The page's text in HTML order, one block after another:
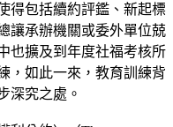
得包括續約評鑑、新起標
讓承辦機關或委外單位兢
也擴及到年度社福考核所
，如此一來，教育訓練背
深究之處。